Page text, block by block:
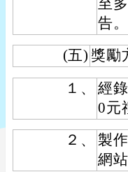
至
告。
(五) 獎勵
１、
經
0元
２、
製
網站